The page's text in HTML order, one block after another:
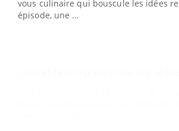
vous culinaire qui bouscule les idées
épisode, une ...
travail" de Pourquoi Docteur reçoivent
DRH et directeur ...